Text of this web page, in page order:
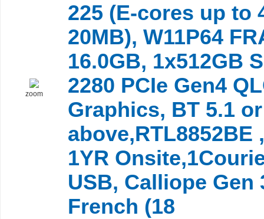
zoom
225 (E-cores up to
20MB), W11P64
16.0GB, 1x512GB
2280 PCIe Gen4
Graphics, BT 5.1 or
above,RTL8852BE
1YR
USB, Calliope Gen
French (18